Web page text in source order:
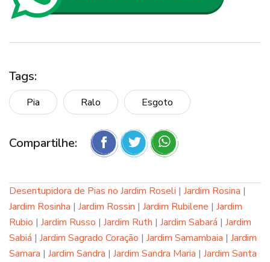
Tags:
Pia Ralo Esgoto
Compartilhe:
Desentupidora de Pias no Jardim Roseli | Jardim Rosina |
Jardim Rosinha | Jardim Rossin | Jardim Rubilene | Jardim
Rubio | Jardim Russo | Jardim Ruth | Jardim Sabará | Jardim
Sabiá | Jardim Sagrado Coração | Jardim Samambaia | Jardim
Samara | Jardim Sandra | Jardim Sandra Maria | Jardim Santa